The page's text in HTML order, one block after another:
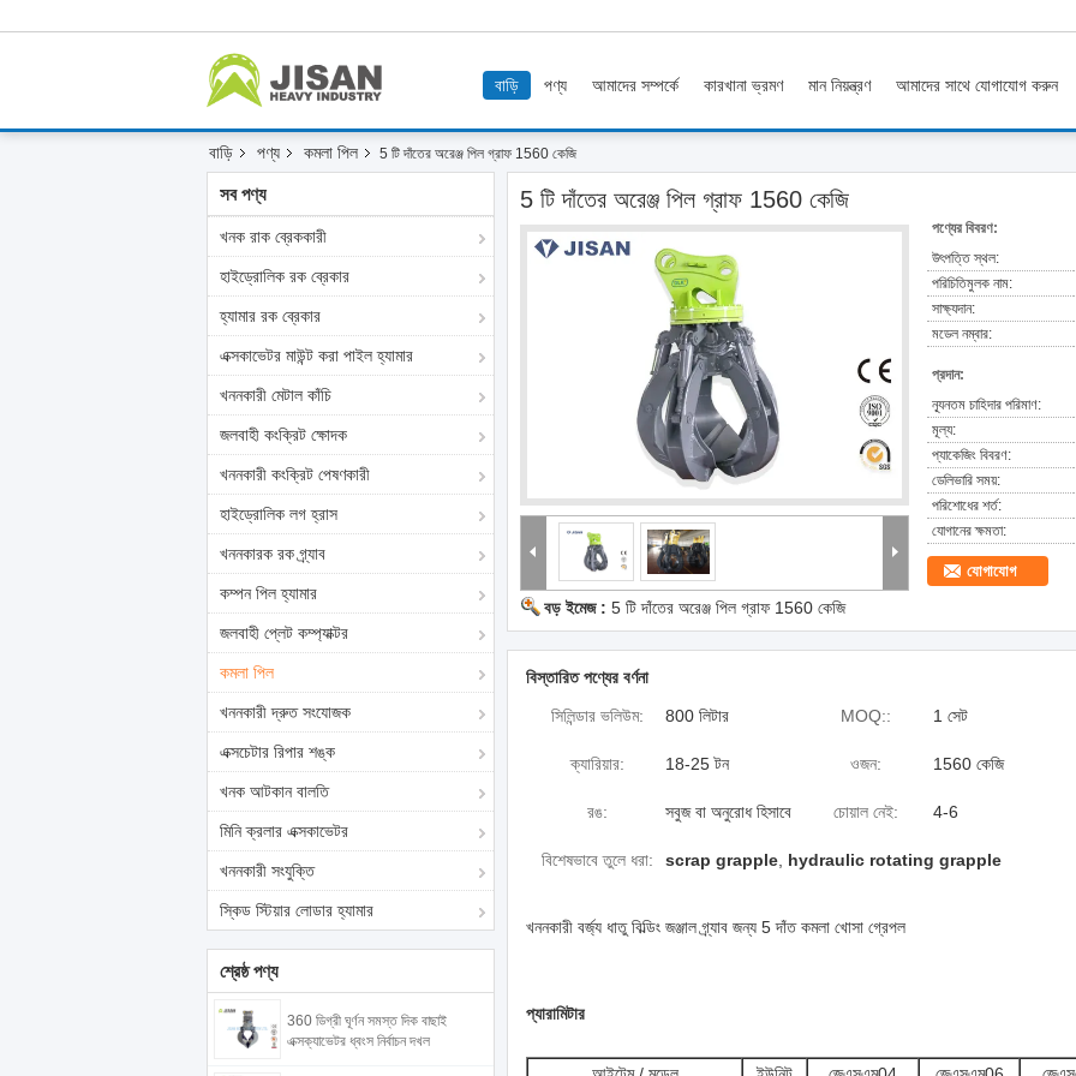
বাড়ি পণ্য আমাদের সম্পর্কে কারখানা ভ্রমণ মান নিয়ন্ত্রণ আমাদের সাথে যোগাযোগ করুন
বাড়ি পণ্য কমলা পিল 5 টি দাঁতের অরেঞ্জ পিল গ্রাফ 1560 কেজি
সব পণ্য
খনক রাক ব্রেককারী
হাইড্রোলিক রক ব্রেকার
হ্যামার রক ব্রেকার
এক্সকাভেটর মাউন্ট করা পাইল হ্যামার
খননকারী মেটাল কাঁচি
জলবাহী কংক্রিট ক্ষোদক
খননকারী কংক্রিট পেষণকারী
হাইড্রোলিক লগ হ্রাস
খননকারক রক গ্র্যাব
কম্পন পিল হ্যামার
জলবাহী প্লেট কম্প্যাক্টর
কমলা পিল
খননকারী দ্রুত সংযোজক
এক্সচেটার রিপার শঙ্ক
খনক আটকান বালতি
মিনি ক্রলার এক্সকাভেটর
খননকারী সংযুক্তি
স্কিড স্টিয়ার লোডার হ্যামার
শ্রেষ্ঠ পণ্য
360 ডিগ্রী ঘূর্ণন সমস্ত দিক বাছাই
এক্সক্যাভেটর ধ্বংস নির্বাচন দখল
5 টি দাঁতের অরেঞ্জ পিল গ্রাফ 1560 কেজি
বড় ইমেজ : 5 টি দাঁতের অরেঞ্জ পিল গ্রাফ 1560 কেজি
পণ্যের বিবরণ:
উৎপত্তি স্থল:
পরিচিতিমুলক নাম:
সাক্ষ্যদান:
মডেল নম্বার:
প্রদান:
ন্যূনতম চাহিদার পরিমাণ:
মূল্য:
প্যাকেজিং বিবরণ:
ডেলিভারি সময়:
পরিশোধের শর্ত:
যোগানের ক্ষমতা:
যোগাযোগ
বিস্তারিত পণ্যের বর্ণনা
সিলিন্ডার ভলিউম:
800 লিটার MOQ:: 1 সেট
ক্যারিয়ার: 18-25 টন ওজন: 1560 কেজি
রঙ: সবুজ বা অনুরোধ হিসাবে চোয়াল নেই: 4-6
বিশেষভাবে তুলে ধরা: scrap grapple hydraulic rotating grapple
খননকারী বর্জ্য ধাতু বিল্ডিং জঞ্জাল গ্র্যাব জন্য 5 দাঁত কমলা খোসা গ্রেপল
প্যারামিটার